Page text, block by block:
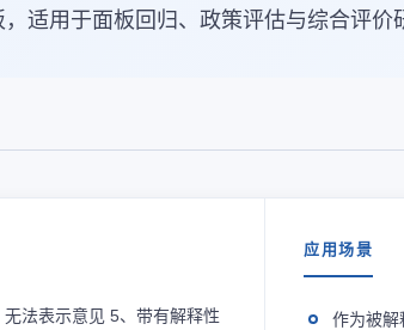
适用于面板回归、政策评估与综合评价
法表示意见 5、带有解释性
应用场景
作为被解